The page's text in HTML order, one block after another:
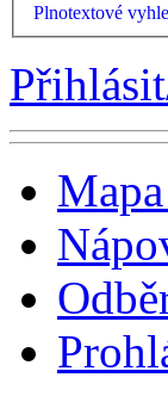
Plnotextové